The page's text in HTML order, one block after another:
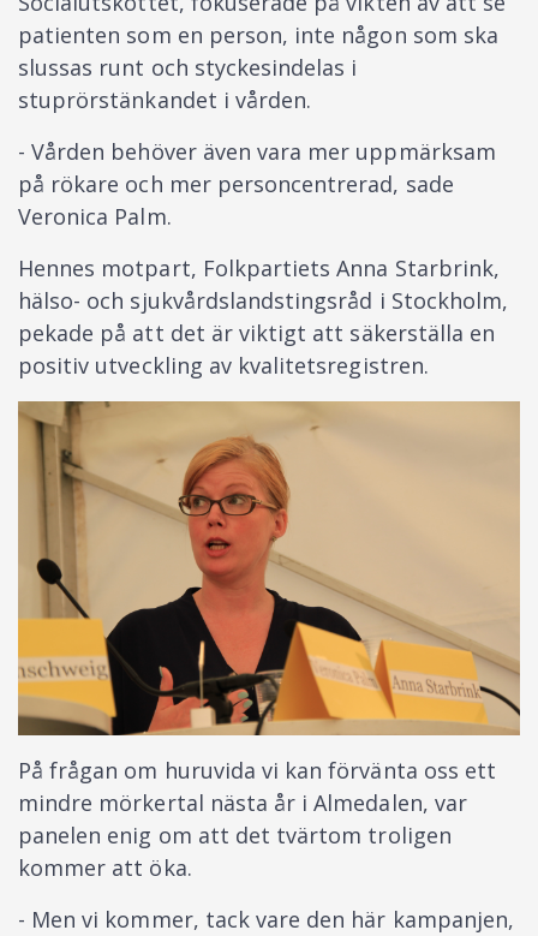
patienten som en person, inte någon som ska
slussas runt och styckesindelas i
stuprörstänkandet i vården.
- Vården behöver även vara mer uppmärksam
på rökare och mer personcentrerad, sade
Veronica Palm.
Hennes motpart, Folkpartiets Anna Starbrink,
hälso- och sjukvårdslandstingsråd i Stockholm,
pekade på att det är viktigt att säkerställa en
positiv utveckling av kvalitetsregistren.
På frågan om huruvida vi kan förvänta oss ett
mindre mörkertal nästa år i Almedalen, var
panelen enig om att det tvärtom troligen
kommer att öka.
- Men vi kommer, tack vare den här kampanjen,